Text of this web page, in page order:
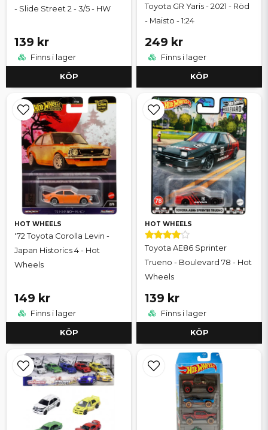
- Slide Street 2 - 3/5 - HW
139 kr
Finns i lager
KÖP
Toyota GR Yaris - 2021 - Röd
- Maisto - 1:24
249 kr
Finns i lager
KÖP
HOT WHEELS
'72 Toyota Corolla Levin -
Japan Historics 4 - Hot
Wheels
149 kr
Finns i lager
KÖP
HOT WHEELS
Toyota AE86 Sprinter
Trueno - Boulevard 78 - Hot
Wheels
139 kr
Finns i lager
KÖP